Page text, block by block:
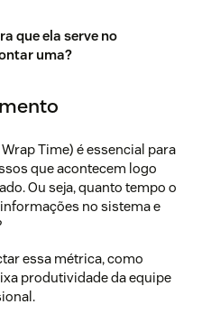
que ela serve no
uma?
Time) é essencial para
que acontecem logo
Ou seja, quanto tempo o
no sistema e
essa métrica, como
produtividade da equipe